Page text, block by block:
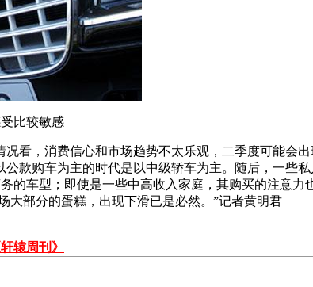
比较敏感
看，消费信心和市场趋势不太乐观，二季度可能会
款购车为主的时代是以中级轿车为主。随后，一些
的车型；即使是一些中高收入家庭，其购买的注意力
大部分的蛋糕，出现下滑已是必然。”记者黄明君
辕周刊》